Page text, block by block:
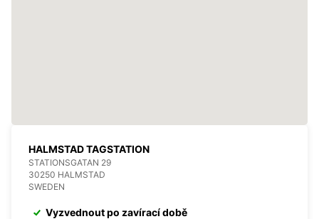
HALMSTAD TAGSTATION
STATIONSGATAN 29
30250 HALMSTAD
SWEDEN
Vyzvednout po zavírací době